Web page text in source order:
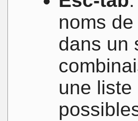
noms
dans un
une